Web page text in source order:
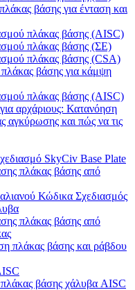
βάσης για ένταση και
πλάκας βάσης (AISC)
πλάκας βάσης (ΣΕ)
πλάκας βάσης (CSA)
βάσης για κάμψη
πλάκας βάσης (AISC)
αρχάριους: Κατανόηση
αγκύρωσης και πώς να τις
SkyCiv Base Plate
πλάκας βάσης από
Κώδικα Σχεδιασμός
πλάκας βάσης από
πλάκας βάσης και ράβδου
πλάκας βάσης χάλυβα AISC